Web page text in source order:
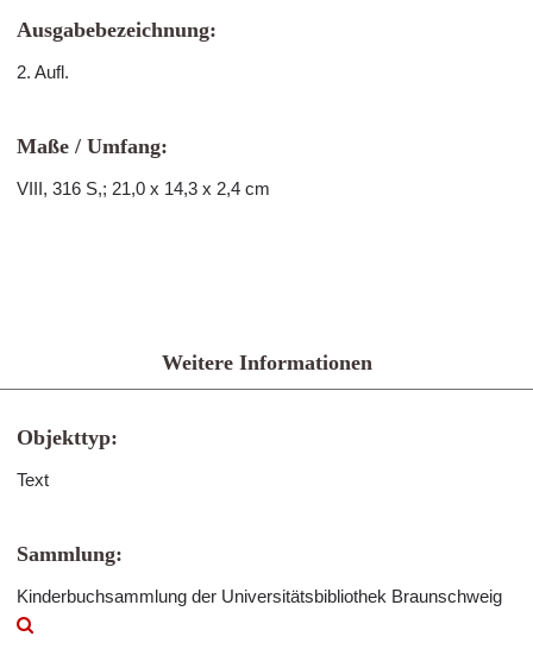
Ausgabebezeichnung:
2. Aufl.
Maße / Umfang:
VIII, 316 S,; 21,0 x 14,3 x 2,4 cm
Weitere Informationen
Objekttyp:
Text
Sammlung:
Kinderbuchsammlung der Universitätsbibliothek Braunschweig